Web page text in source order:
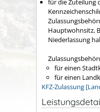
Hauptwohnsitz,
Niederlassung
für einen
für einen
KFZ-Zulassung